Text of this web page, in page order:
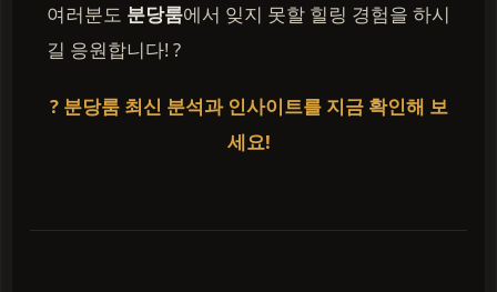
여러분도 분당룸에서 잊지 못할 힐링 경험을 하시
길 응원합니다! ?
? 분당룸 최신 분석과 인사이트를 지금 확인해 보
세요!